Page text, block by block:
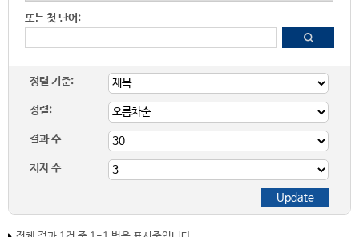
또는 첫 단어:
정렬 기준:
정렬:
결과 수
저자 수